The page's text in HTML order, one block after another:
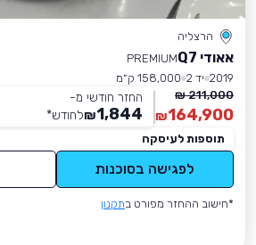
הרצליה
אאודי Q7
PREMIUM
2019 יד 2
158,000 ק״מ
211,000 ₪
164,900
₪
החזר חודשי מ-
1,844
₪לחודש*
תוספות לעיסקה
לפגישה בסוכנות
*חישוב ההחזר מפורט בתקנון